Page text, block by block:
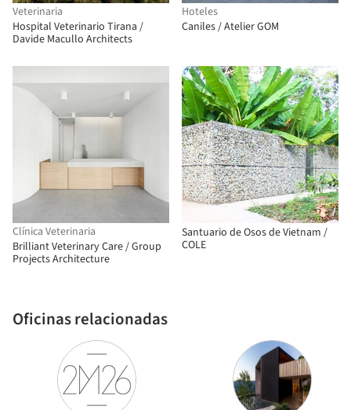
Veterinaria
Hospital Veterinario Tirana /
Davide Macullo Architects
Hoteles
Caniles / Atelier GOM
Clínica Veterinaria
Brilliant Veterinary Care / Group
Projects Architecture
Oficinas relacionadas
Santuario de Osos de Vietnam /
COLE